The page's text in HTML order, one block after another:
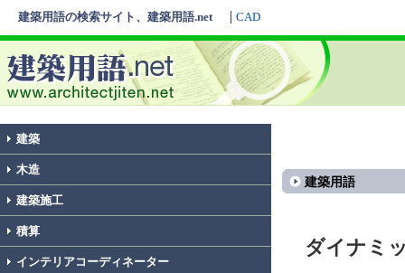
建築用語の検索サイト、建築用語.net CAD
建築
木造
建築施工
積算
インテリアコーディネーター
建築用語
ダイナミ